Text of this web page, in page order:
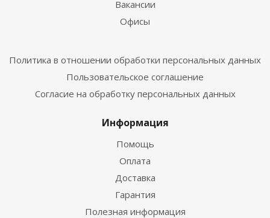
Вакансии
Офисы
Политика в отношении обработки персональных данных
Пользовательское соглашение
Согласие на обработку персональных данных
Информация
Помощь
Оплата
Доставка
Гарантия
Полезная информация